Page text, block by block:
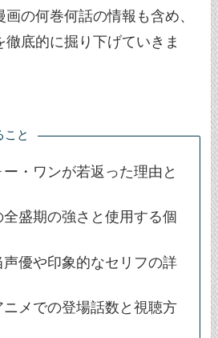
の何巻何話の情報も含め、
徹底的に掘り下げていきま
こと
・ワンが若返った理由と
盛期の強さと使用する個
優や印象的なセリフの詳
ニメでの登場話数と視聴方